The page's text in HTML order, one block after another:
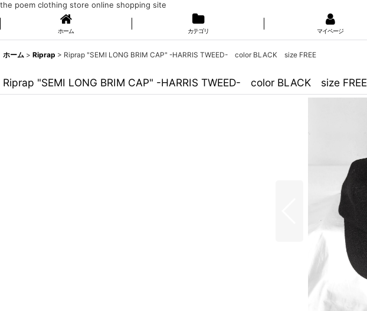
the poem clothing store online shopping site
ホーム カテゴリ マイページ
ホーム > Riprap > Riprap "SEMI LONG BRIM CAP" -HARRIS TWEED- color BLACK size FREE
Riprap "SEMI LONG BRIM CAP" -HARRIS TWEED- color BLACK size FREE